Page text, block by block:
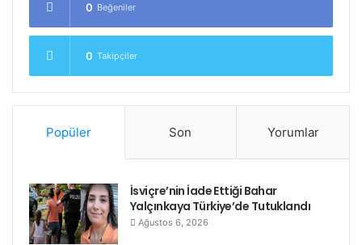
0 Beğeniler
0 Takipçiler
Popüler Son Yorumlar
İsviçre’nin İade Ettiği Bahar
Yalçınkaya Türkiye’de Tutuklandı
Ağustos 6, 2026